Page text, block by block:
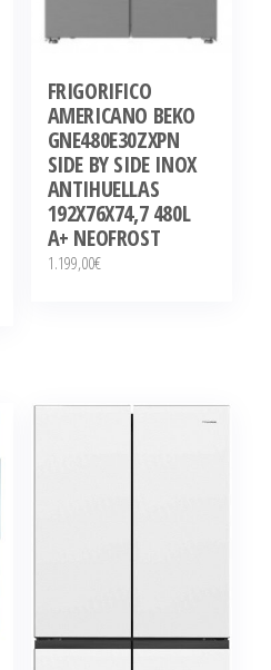
FRIGORIFICO
AMERICANO BEKO
GNE480E30ZXPN
SIDE BY SIDE INOX
ANTIHUELLAS
192X76X74,7 480L
A+ NEOFROST
1.199,00€